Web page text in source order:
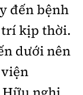
đến bệnh
trí kịp thời.
dưới nên